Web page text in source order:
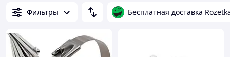
Фильтры Бесплатная доставка